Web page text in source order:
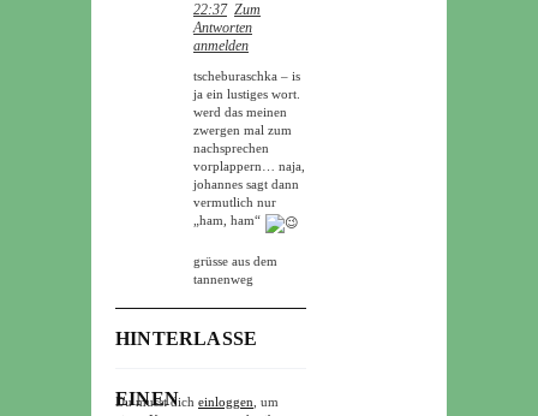
22:37 Zum
Antworten
anmelden
tscheburaschka – is
ja ein lustiges wort.
werd das meinen
zwergen mal zum
nachsprechen
vorplappern… naja,
johannes sagt dann
vermutlich nur
„ham, ham“
grüsse aus dem
tannenweg
HINTERLASSE
EINEN
Du musst dich einloggen , um